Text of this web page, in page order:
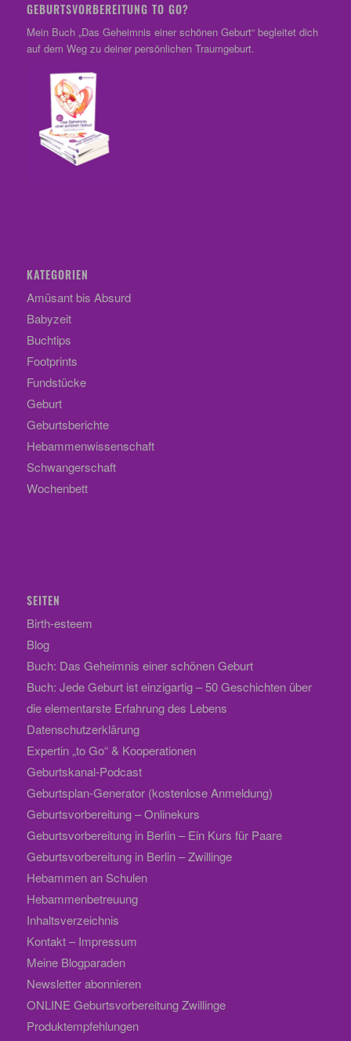
GEBURTSVORBEREITUNG TO GO?
Mein Buch „Das Geheimnis einer schönen Geburt“ begleitet dich
auf dem Weg zu deiner persönlichen Traumgeburt.
KATEGORIEN
Amüsant bis Absurd
Babyzeit
Buchtips
Footprints
Fundstücke
Geburt
Geburtsberichte
Hebammenwissenschaft
Schwangerschaft
Wochenbett
SEITEN
Birth-esteem
Blog
Buch: Das Geheimnis einer schönen Geburt
Buch: Jede Geburt ist einzigartig – 50 Geschichten über
die elementarste Erfahrung des Lebens
Datenschutzerklärung
Expertin „to Go“ & Kooperationen
Geburtskanal-Podcast
Geburtsplan-Generator (kostenlose Anmeldung)
Geburtsvorbereitung – Onlinekurs
Geburtsvorbereitung in Berlin – Ein Kurs für Paare
Geburtsvorbereitung in Berlin – Zwillinge
Hebammen an Schulen
Hebammenbetreuung
Inhaltsverzeichnis
Kontakt – Impressum
Meine Blogparaden
Newsletter abonnieren
ONLINE Geburtsvorbereitung Zwillinge
Produktempfehlungen